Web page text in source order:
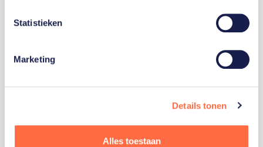
Statistieken
Marketing
Details tonen
Alles toestaan
Trotse hoofdsponsor
Staatsloterij is trotse hoofdsponsor van
sportiefste land van de wereld maken.